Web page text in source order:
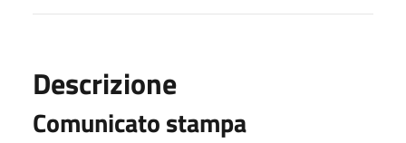
Descrizione
Comunicato stampa